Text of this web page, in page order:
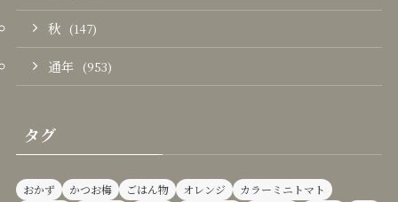
秋 (147)
通年 (953)
タグ
おかず かつお梅 ごはん物 オレンジ カラーミニトマト